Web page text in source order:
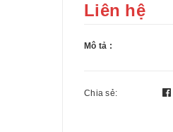
Liên hệ
Mô tả :
Chia sẻ: